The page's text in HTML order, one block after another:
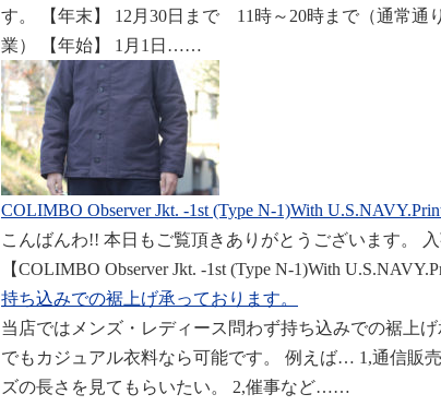
す。 【年末】 12月30日まで 11時～20時まで（通常通
業） 【年始】 1月1日……
COLIMBO Observer Jkt. -1st (Type N-1)With
こんばんわ!! 本日もご覧頂きありがとうございます。
【COLIMBO Observer Jkt. -1st (Type N-1)With
持ち込みでの裾上げ承っております。
当店ではメンズ・レディース問わず持ち込みでの裾上
でもカジュアル衣料なら可能です。 例えば… 1,通信販
ズの長さを見てもらいたい。 2,催事など……